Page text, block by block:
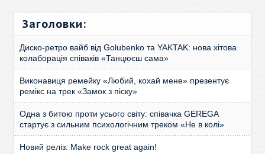
Заголовки:
Диско-ретро вайб від Golubenko та YAKTAK: нова хітова
колаборація співаків «Танцюєш сама»
Виконавиця ремейку «Любий, кохай мене» презентує
ремікс на трек «Замок з піску»
Одна з битою проти усього світу: співачка GEREGA
стартує з сильним психологічним треком «Не в колі»
Новий реліз: Make rock great again!